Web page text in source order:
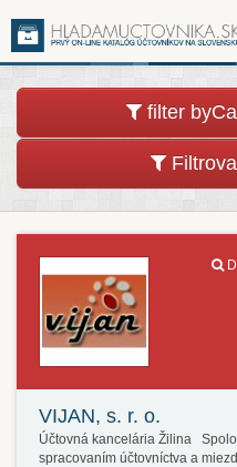
filter
VIJAN, s. r. o.
Účtovná kancelária Žilina
spracovaním účtovníctva a